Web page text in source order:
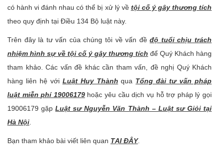
có hành vi đánh nhau có thể bị xử lý về tội cố ý gây thương tích
theo quy định tại Điều 134 Bộ luật này.
Trên đây là tư vấn của chúng tôi về vấn đềđộ tuổi chịu trách
nhiệm hình sự về tội cố ý gây thương tích để Quý Khách hàng
tham khảo. Các vấn đề khác cần tham vấn, đề nghị Quý Khách
hàng liên hệ với Luật Huy Thành qua Tổng đài tư vấn pháp
luật miễn phí 19006179hoặc yêu cầu dịch vụ hỗ trợ pháp lý gọi
19006179 gặpLuật sư Nguyễn Văn Thành – Luật sư Giỏi tại
Hà Nội.
Bạn tham khảo bài viết liên quan TẠI ĐÂY.